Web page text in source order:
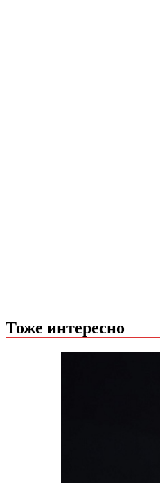
Тоже интересно